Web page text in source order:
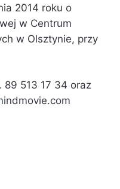
2014 roku o
w Centrum
w Olsztynie, przy
89 513 17 34 oraz